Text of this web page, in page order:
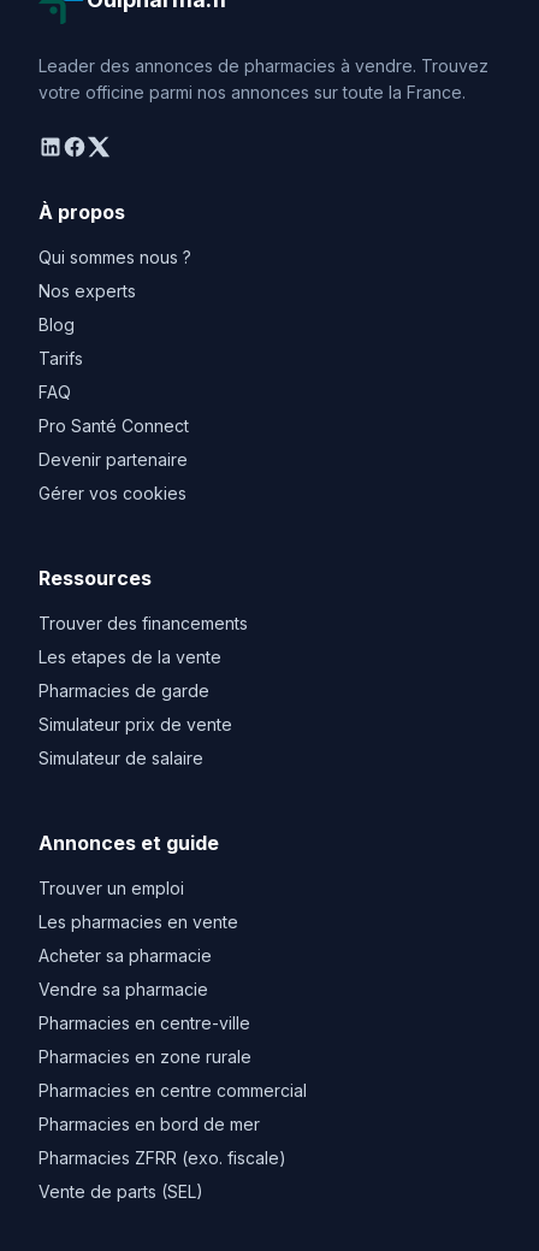
Leader des annonces de pharmacies à vendre. Trouvez
votre officine parmi nos annonces sur toute la France.
linkedin
facebook
twitter
À propos
Qui sommes nous ?
Nos experts
Blog
Tarifs
FAQ
Pro Santé Connect
Devenir partenaire
Gérer vos cookies
Ressources
Trouver des financements
Les etapes de la vente
Pharmacies de garde
Simulateur prix de vente
Simulateur de salaire
Annonces et guide
Trouver un emploi
Les pharmacies en vente
Acheter sa pharmacie
Vendre sa pharmacie
Pharmacies en centre-ville
Pharmacies en zone rurale
Pharmacies en centre commercial
Pharmacies en bord de mer
Pharmacies ZFRR (exo. fiscale)
Vente de parts (SEL)